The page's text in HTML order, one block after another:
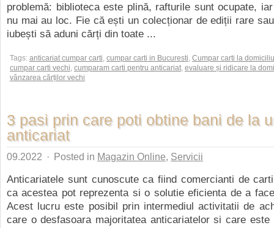
problemă: biblioteca este plină, rafturile sunt ocupate,
nu mai au loc. Fie că ești un colecționar de ediții rare
iubești să aduni cărți din toate ...
Tags: anticariat cumpar carti, cumpar carti in Bucuresti, Cumpar carti la domiciliu
cumpar carti vechi, cumparam carti pentru anticariat, evaluare și ridicare la
vânzarea cărților vechi
3 pasi prin care poti obtine bani de la
anticariat
09.2022 · Posted in Magazin Online, Servicii
Anticariatele sunt cunoscute ca fiind comercianti de
ca acestea pot reprezenta si o solutie eficienta de a
Acest lucru este posibil prin intermediul activitatii de
care o desfasoara majoritatea anticariatelor si care este